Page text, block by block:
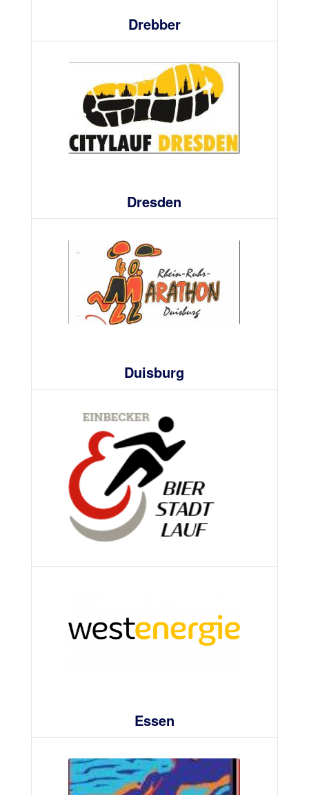
Drebber
Dresden
Duisburg
Essen